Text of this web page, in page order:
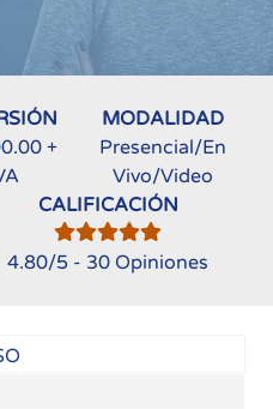
+
MODALIDAD
Presencial/En
Vivo/Video
CALIFICACIÓN
4.80/5 - 30 Opiniones